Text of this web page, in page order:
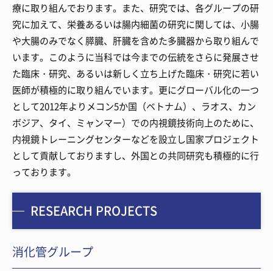
療に取り組んでおります。また、研究では、各グループの研
究に加えて、栄養あるいは腸内細菌の研究に関しては、小腸
や大腸のみでなく膵臓、肝臓を含めた多臓器から取り組んで
います。このように当科では今までの伝統をさらに発展させ
た臨床・研究、あるいは新しく立ち上げた臨床・研究に若い
医師が積極的に取り組んでいます。更にグローバル化の一つ
として2012年よりメコン5か国（ベトナム）、ラオス、カン
ボジア、タイ、ミャンマー）での内視鏡技術向上のために、
内視鏡トレーニングセンターなどを設立し国家プロジェクト
として貢献しておりますし、外国との共同研究も積極的に行
っております。
RESEARCH PROJECTS
消化管グループ